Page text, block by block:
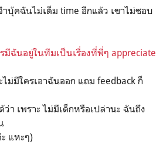
ำบุ้คฉันไม่เต็ม time อีกแล้ว เขาไม่ชอบ
มีฉันอยู่ในทีมเป็นเรื่องที่พี่ๆ appreciate
ม่มีใครเอาฉันออก แถม feedback ก็
า เพราะ ไม่มีเด็กหรือเปล่านะ ฉันถึง
แหะๆ)